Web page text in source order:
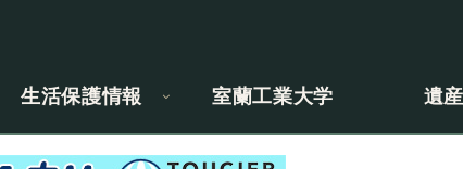
生活保護情報 室蘭工業大学 遺